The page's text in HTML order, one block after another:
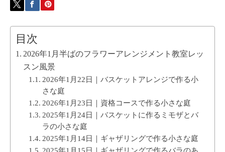
目次
2026年1月半ばのフラワーアレンジメント教室レッ
スン風景
2026年1月22日｜バスケットアレンジで作る小
さな庭
2026年1月23日｜資格コースで作る小さな庭
2025年1月24日｜バスケットに作るミモザとバ
ラの小さな庭
2025年1月14日｜ギャザリングで作る小さな庭
2025年1月15日｜ギャザリングで作るバラのあ